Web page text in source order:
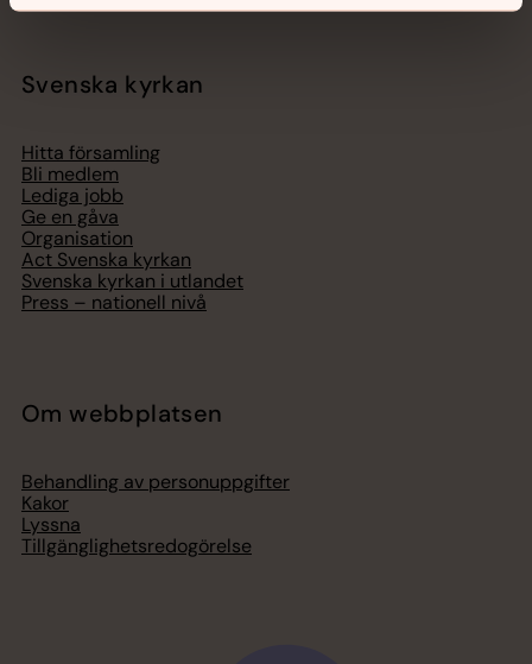
Svenska kyrkan
Hitta församling
Bli medlem
Lediga jobb
Ge en gåva
Organisation
Act Svenska kyrkan
Svenska kyrkan i utlandet
Press – nationell nivå
Om webbplatsen
Behandling av personuppgifter
Kakor
Lyssna
Tillgänglighetsredogörelse